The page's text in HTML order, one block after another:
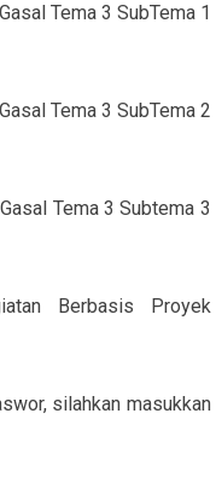
Tema 3 SubTema 1
Tema 3 SubTema 2
Tema 3 Subtema 3
Berbasis Proyek
silahkan masukkan